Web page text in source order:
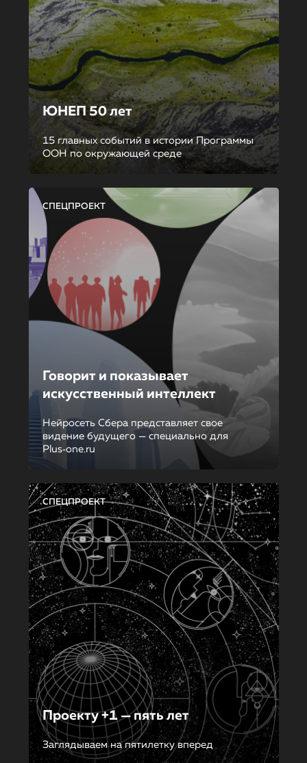
ЮНЕП 50 лет
15 главных событий в истории Программы
ООН по окружающей среде
СПЕЦПРОЕКТ
Говорит и показывает
искусственный интеллект
Нейросеть Сбера представляет свое
видение будущего — специально для
Plus‑one.ru
СПЕЦПРОЕКТ
Проекту +1 — пять лет
Заглядываем на пятилетку вперед